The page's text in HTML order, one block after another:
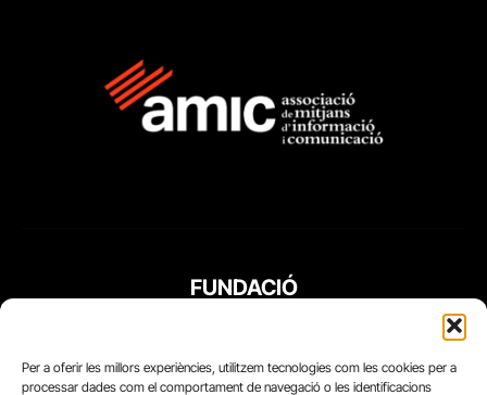
Per a oferir les millors experiències, utilitzem tecnologies com les cookies per a
processar dades com el comportament de navegació o les identificacions
FUNDACIÓ